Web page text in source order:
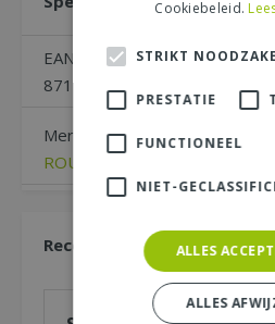
EAN code
8711969037700
Merk
ROUNDUP
Recensies
Cookiebeleid.
STRIKT
PRESTATIE
FUNCTIONEEL
NIET-
ALLES
ALLES